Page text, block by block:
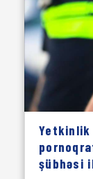
Yetkinlik
şübhəsi